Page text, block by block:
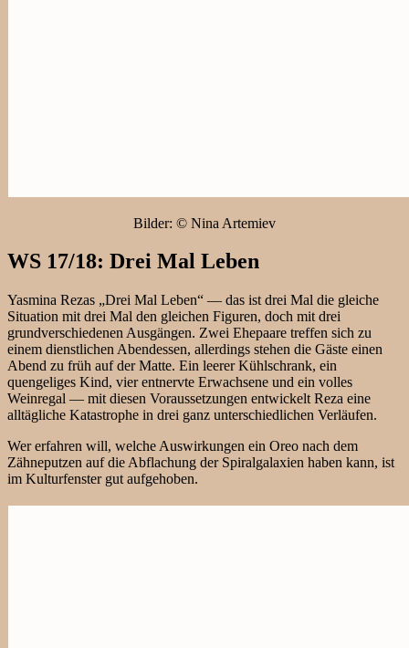
Bilder: © Nina Artemiev
WS 17/18: Drei Mal Leben
Yasmina Rezas „Drei Mal Leben“ — das ist drei Mal die gleiche
Situation mit drei Mal den gleichen Figuren, doch mit drei
grundverschiedenen Ausgängen. Zwei Ehepaare treffen sich zu
einem dienstlichen Abendessen, allerdings stehen die Gäste einen
Abend zu früh auf der Matte. Ein leerer Kühlschrank, ein
quengeliges Kind, vier entnervte Erwachsene und ein volles
Weinregal — mit diesen Voraussetzungen entwickelt Reza eine
alltägliche Katastrophe in drei ganz unterschiedlichen Verläufen.
Wer erfahren will, welche Auswirkungen ein Oreo nach dem
Zähneputzen auf die Abflachung der Spiralgalaxien haben kann, ist
im Kulturfenster gut aufgehoben.